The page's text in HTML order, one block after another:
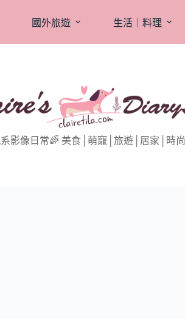
國外旅遊 生活｜料理
影像日常🌈 美食│萌寵│旅遊│居家│時尚